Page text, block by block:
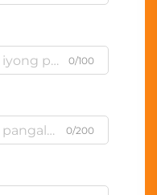
0/100
0/200